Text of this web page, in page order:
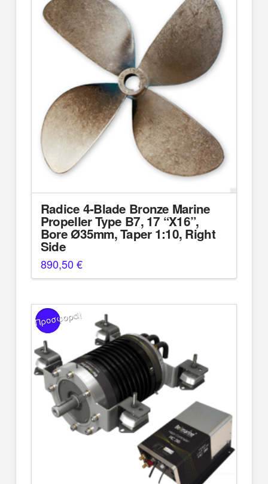
Radice 4-Blade Bronze Marine
Propeller Type B7, 17 “X16”,
Bore Ø35mm, Taper 1:10, Right
Side
890,50€
Προσφορά!